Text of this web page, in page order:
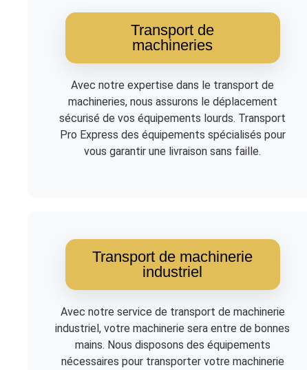
Transport de
machineries
Avec notre expertise dans le transport de
machineries, nous assurons le déplacement
sécurisé de vos équipements lourds. Transport
Pro Express des équipements spécialisés pour
vous garantir une livraison sans faille.
Transport de machinerie
industriel
Avec notre service de transport de machinerie
industriel, votre machinerie sera entre de bonnes
mains. Nous disposons des équipements
nécessaires pour transporter votre machinerie